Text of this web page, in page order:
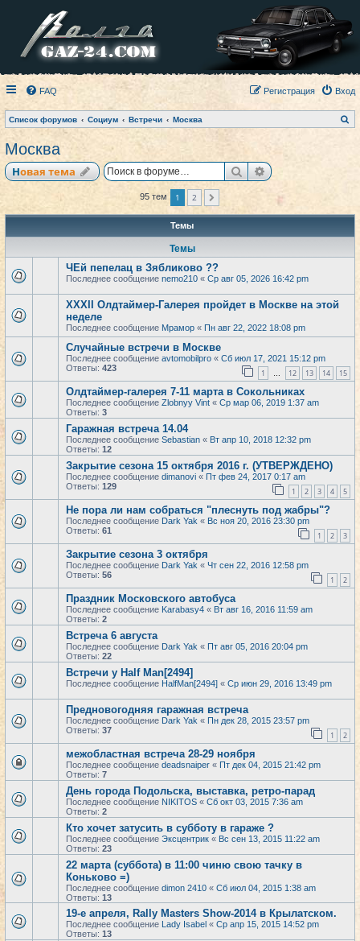
FAQ Вход
Регистрация
Список форумов Социум Встречи Москва
о
Москва
Новая тема ПоискРасширенный
95 тем 1 2
Темы
Темы
ЧЕй пепелац в Зябликово ??
Последнее сообщение nemo210 « Ср авг 05, 2026 16:42 pm
XXXII Олдтаймер-Галерея пройдет в Москве на этой
неделе
Последнее сообщение Мрамор « Пн авг 22, 2022 18:08 pm
Случайные встречи в Москве
Последнее сообщение avtomobilpro « Сб июл 17, 2021 15:12 pm
Ответы: 423 1 … 12 13 14 15
Олдтаймер-галерея 7-11 марта в Сокольниках
Последнее сообщение Zlobnyy Vint « Ср мар 06, 2019 1:37 am
Ответы: 3
Гаражная встреча 14.04
Последнее сообщение Sebastian « Вт апр 10, 2018 12:32 pm
Ответы: 12
Закрытие сезона 15 октября 2016 г. (УТВЕРЖДЕНО)
Последнее сообщение dimanovi « Пт фев 24, 2017 0:17 am
Ответы: 129 1 2 3 4 5
Не пора ли нам собраться "плеснуть под жабры"?
Последнее сообщение Dark Yak « Вс ноя 20, 2016 23:30 pm
Ответы: 61 1 2 3
Закрытие сезона 3 октября
Последнее сообщение Dark Yak « Чт сен 22, 2016 12:58 pm
Ответы: 56 1 2
Праздник Московского автобуса
Последнее сообщение Karabasy4 « Вт авг 16, 2016 11:59 am
Ответы: 2
Встреча 6 августа
Последнее сообщение Dark Yak « Пт авг 05, 2016 20:04 pm
Ответы: 22
Встречи у Half Man[2494]
Последнее сообщение HalfMan[2494] « Ср июн 29, 2016 13:49 pm
Предновогодняя гаражная встреча
Последнее сообщение Dark Yak « Пн дек 28, 2015 23:57 pm
Ответы: 37 1 2
межобластная встреча 28-29 ноября
Последнее сообщение deadsnaiper « Пт дек 04, 2015 21:42 pm
Ответы: 7
День города Подольска, выставка, ретро-парад
Последнее сообщение NIKITOS « Сб окт 03, 2015 7:36 am
Ответы: 2
Кто хочет затусить в субботу в гараже ?
Последнее сообщение Эксцентрик « Вс сен 13, 2015 11:22 am
Ответы: 23
22 марта (суббота) в 11:00 чиню свою тачку в
Коньково =)
Последнее сообщение dimon 2410 « Сб июл 04, 2015 1:38 am
Ответы: 13
19-е апреля, Rally Masters Show-2014 в Крылатском.
Последнее сообщение Lady Isabel « Ср апр 15, 2015 14:52 pm
Ответы: 13